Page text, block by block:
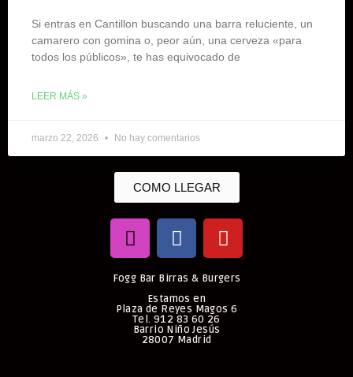
​Si entras en Cantillon buscando una barra reluciente, un
camarero con gomina o, peor aún, una cerveza «para
todos los públicos», te has equivocado de
LEER MÁS »
marzo 22, 2026 No hay comentarios
COMO LLEGAR
Fogg Bar Birras & Burgers
Estamos en
Plaza de Reyes Magos 6
Tel. 912 83 60 26
Barrio Niño Jesús
28007 Madrid